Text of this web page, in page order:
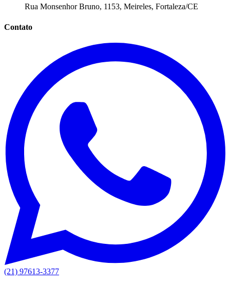
Rua Monsenhor Bruno, 1153, Meireles, Fortaleza/CE
Contato
(21) 97613-3377